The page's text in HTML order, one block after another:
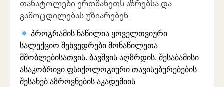
თანატოლები ერთმანეთს აზრებსა და
გამოცდილებას უზიარებენ.
პროგრამის ნაწილია ყოველთვიური
სალექციო შეხვედრები მონაწილეთა
მშობლებისათვის. ბავშვის აღზრდის, შესაბამისი
ასაკობრივი ფსიქოლოგიური თავისებურებების
შესახებ აზროვნების აკადემიის